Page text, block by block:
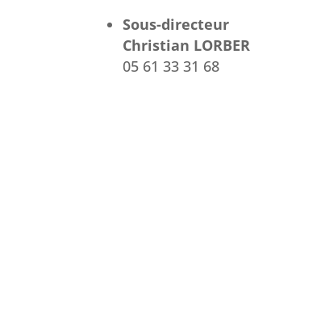
Sous-directeur
Christian LORBER
05 61 33 31 68